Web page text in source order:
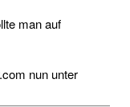
man auf
nun unter